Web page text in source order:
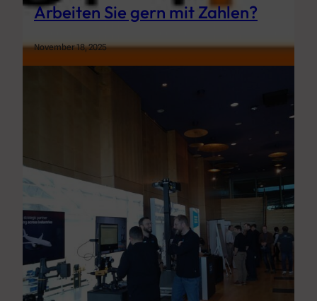
Arbeiten Sie gern mit Zahlen?
November 18, 2025